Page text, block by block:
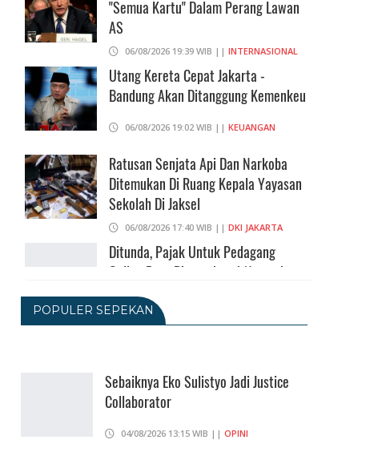
"Semua Kartu" Dalam Perang Lawan
AS
06/08/2026 19:39 WIB || INTERNASIONAL
Utang Kereta Cepat Jakarta -
Bandung Akan Ditanggung Kemenkeu
06/08/2026 19:02 WIB || KEUANGAN
Ratusan Senjata Api Dan Narkoba
Ditemukan Di Ruang Kepala Yayasan
Sekolah Di Jaksel
06/08/2026 17:40 WIB || DKI JAKARTA
Ditunda, Pajak Untuk Pedagang
Online Baru Diterapkan 1 November
2026
06/08/2026 14:23 WIB ||
206 Juta
06/08/2026 12:28 WIB ||
KPK Ungkap Pejabat Kemenhut
POPULER SEPEKAN
Sebaiknya Eko Sulistyo Jadi Justice
Collaborator
04/08/2026 13:15 WIB || OPINI